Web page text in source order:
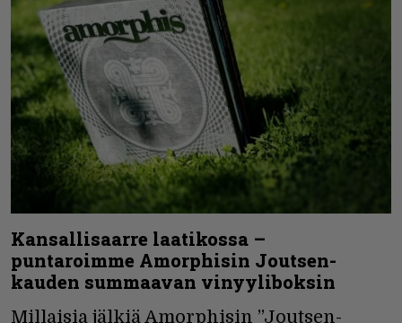
Kansallisaarre laatikossa –
puntaroimme Amorphisin Joutsen-
kauden summaavan vinyyliboksin
Millaisia jälkiä Amorphisin ”Joutsen-